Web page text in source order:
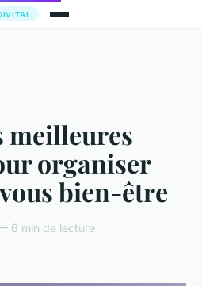
meilleures
organiser
bien-être
6 min de lecture